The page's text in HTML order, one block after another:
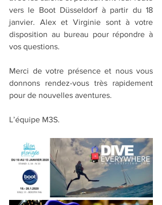
vers le Boot Düsseldorf à partir du 18
janvier. Alex et Virginie sont à votre
disposition au bureau pour répondre à
vos questions.
Merci de votre présence et nous vous
donnons rendez-vous très rapidement
pour de nouvelles aventures.
L’équipe M3S.